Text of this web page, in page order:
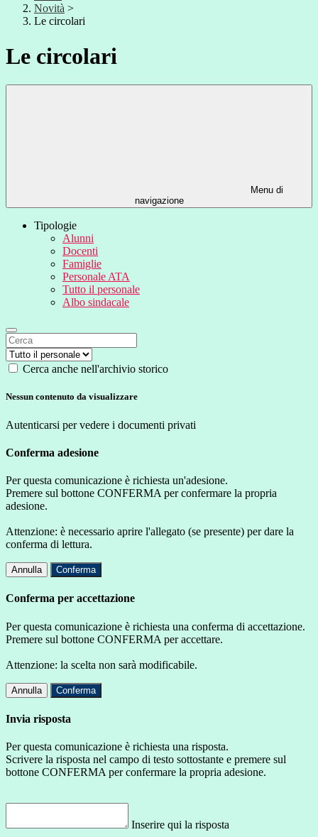
Novità >
Le circolari
Le circolari
Menu di
navigazione
Tipologie
Alunni
Docenti
Famiglie
Personale ATA
Tutto il personale
Albo sindacale
Cerca anche nell'archivio storico
Nessun contenuto da visualizzare
Autenticarsi per vedere i documenti privati
Conferma adesione
Per questa comunicazione è richiesta un'adesione.
Premere sul bottone CONFERMA per confermare la propria
adesione.
Attenzione: è necessario aprire l'allegato (se presente) per dare la
conferma di lettura.
Annulla Conferma
Conferma per accettazione
Per questa comunicazione è richiesta una conferma di accettazione.
Premere sul bottone CONFERMA per accettare.
Attenzione: la scelta non sarà modificabile.
Annulla Conferma
Invia risposta
Per questa comunicazione è richiesta una risposta.
Scrivere la risposta nel campo di testo sottostante e premere sul
bottone CONFERMA per confermare la propria adesione.
Inserire qui la risposta